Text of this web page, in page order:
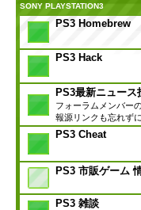
SONY PLAYSTATION3
PS3 Homebrew
PS3 Hack
PS3最新ニュース
フォーラムメンバー
報源リンクも忘れずに
PS3 Cheat
PS3 市販ゲーム
PS3 雑談